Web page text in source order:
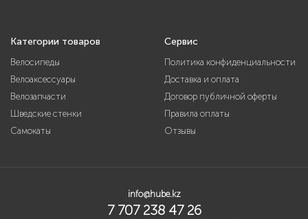
Категории товаров
Велосипеды
Велоаксессуары
Велозапчасти
Шведские стенки
Самокаты
Сервис
Политика конфиденциальности
Доставка и оплата
Договор публичной оферты
Правила оплаты
Отзывы
info@hube.kz
7 707 238 47 26